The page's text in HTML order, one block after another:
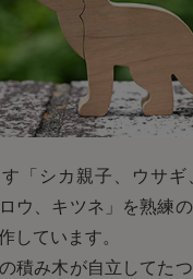
「シカ親子、ウサギ
ウ、キツネ」を熟練
しています。
積み木が自立してた